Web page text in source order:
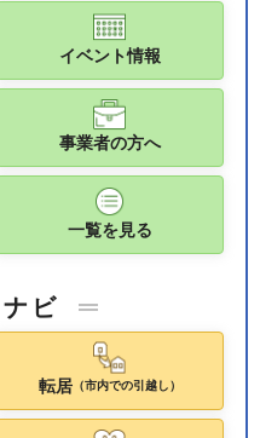
イベント情報
事業者の方へ
一覧を見る
ビ
転居（市内での引越し）